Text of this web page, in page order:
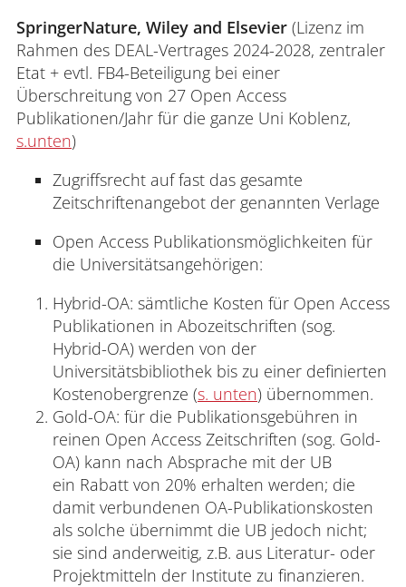
SpringerNature, Wiley and Elsevier (Lizenz im
Rahmen des DEAL-Vertrages 2024-2028, zentraler
Etat + evtl. FB4-Beteiligung bei einer
Überschreitung von 27 Open Access
Publikationen/Jahr für die ganze Uni Koblenz,
s.unten)
Zugriffsrecht auf fast das gesamte
Zeitschriftenangebot der genannten Verlage
Open Access Publikationsmöglichkeiten für
die Universitätsangehörigen:
Hybrid-OA: sämtliche Kosten für Open Access
Publikationen in Abozeitschriften (sog.
Hybrid-OA) werden von der
Universitätsbibliothek bis zu einer definierten
Kostenobergrenze (s. unten) übernommen.
Gold-OA: für die Publikationsgebühren in
reinen Open Access Zeitschriften (sog. Gold-
OA) kann nach Absprache mit der UB
ein Rabatt von 20% erhalten werden; die
damit verbundenen OA-Publikationskosten
als solche übernimmt die UB jedoch nicht;
sie sind anderweitig, z.B. aus Literatur- oder
Projektmitteln der Institute zu finanzieren.